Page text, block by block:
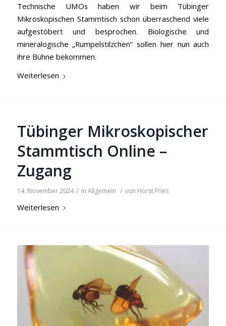
Technische UMOs haben wir beim Tübinger
Mikroskopischen Stammtisch schon überraschend viele
aufgestöbert und besprochen. Biologische und
mineralogische „Rumpelstilzchen“ sollen hier nun auch
ihre Bühne bekommen.
Weiterlesen
Tübinger Mikroskopischer
Stammtisch Online –
Zugang
14. November 2024 / in Allgemein / von Horst Fries
Weiterlesen